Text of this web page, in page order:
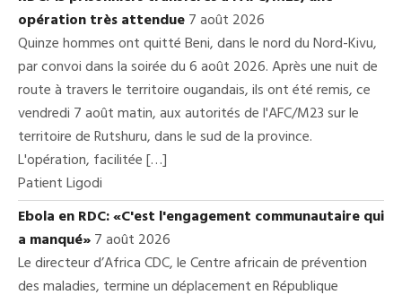
opération très attendue7 août 2026
Quinze hommes ont quitté Beni, dans le nord du Nord-Kivu,
par convoi dans la soirée du 6 août 2026. Après une nuit de
route à travers le territoire ougandais, ils ont été remis, ce
vendredi 7 août matin, aux autorités de l'AFC/M23 sur le
territoire de Rutshuru, dans le sud de la province.
L'opération, facilitée […]
Patient Ligodi
Ebola en RDC: «C'est l'engagement communautaire qui
a manqué»7 août 2026
Le directeur d’Africa CDC, le Centre africain de prévention
des maladies, termine un déplacement en République